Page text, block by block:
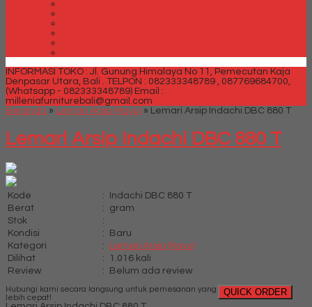
INFORMASI TOKO : Jl. Gunung Himalaya No 11, Pemecutan Kaja
Denpasar Utara, Bali . TELPON : 082333348789 , 087769684700,
(Whatsapp - 082333348789) Email :
milleniafurniturebali@gmail.com
Beranda » Lemari Arsip (Kayu) » Lemari Arsip Indachi DBC 880 T
Lemari Arsip Indachi DBC 880 T
Kode :
Indachi DBC 880 T
Berat
:
gram
Stok
:
Kondisi
:
Baru
Kategori
:
Lemari Arsip (Kayu)
Dilihat
:
1.016 kali
Review
: Belum ada review
QUICK ORDER
Hubungi kami secara langsung untuk pemesanan yang
lebih cepat!